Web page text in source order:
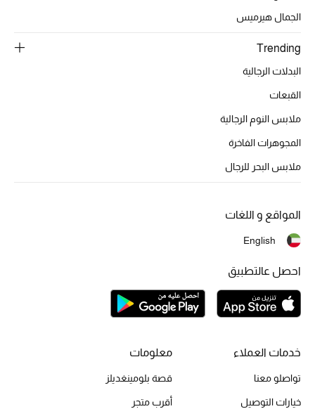
الجمال هيرميس
Trending
البدلات الرجالية
القبعات
ملابس النوم الرجالية
المجوهرات الفاخرة
ملابس البحر للرجال
خدمات العملاء
تواصلو معنا
خيارات التوصيل
معلومات
قصة بلومينغديلز
أقرب متجر
المواقع و اللغات
English
احصل عالتطبيق